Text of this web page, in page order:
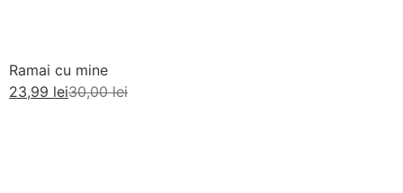
Ramai cu mine
30,00lei
23,99 lei